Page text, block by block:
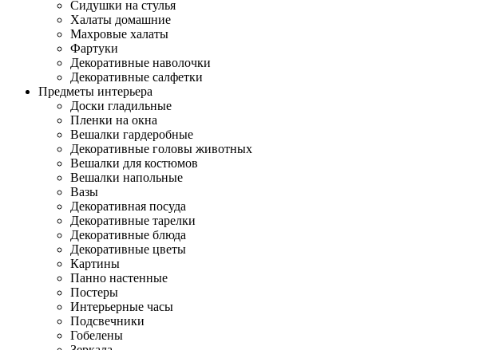
Сидушки на стулья
Халаты домашние
Махровые халаты
Фартуки
Декоративные наволочки
Декоративные салфетки
Предметы интерьера
Доски гладильные
Пленки на окна
Вешалки гардеробные
Декоративные головы животных
Вешалки для костюмов
Вешалки напольные
Вазы
Декоративная посуда
Декоративные тарелки
Декоративные блюда
Декоративные цветы
Картины
Панно настенные
Постеры
Интерьерные часы
Подсвечники
Гобелены